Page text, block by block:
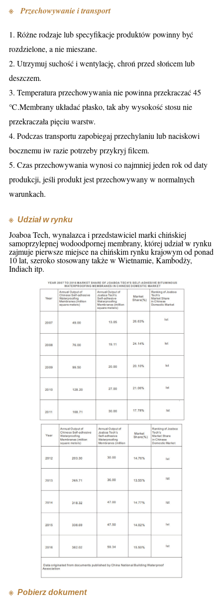
※ Przechowywanie i transport
1. Różne rodzaje lub specyfikacje produktów powinny być
rozdzielone, a nie mieszane.
2. Utrzymuj suchość i wentylację, chroń przed słońcem lub
deszczem.
3. Temperatura przechowywania nie powinna przekraczać 45
℃.Membrany układać płasko, tak aby wysokość stosu nie
przekraczała pięciu warstw.
4. Podczas transportu zapobiegaj przechylaniu lub naciskowi
bocznemu iw razie potrzeby przykryj filcem.
5. Czas przechowywania wynosi co najmniej jeden rok od daty
produkcji, jeśli produkt jest przechowywany w normalnych
warunkach.
※ Udział w rynku
Joaboa Tech, wynalazca i przedstawiciel marki chińskiej
samoprzylepnej wodoodpornej membrany, której udział w rynku
zajmuje pierwsze miejsce na chińskim rynku krajowym od ponad
10 lat, szeroko stosowanytakże w Wietnamie, Kambodży,
Indiach itp.
※ Pobierz dokument